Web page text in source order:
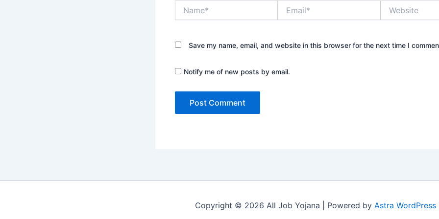
Save my name, email, and website in this browser for the next time I
Notify me of new posts by email.
Copyright © 2026 All Job Yojana | Powered by Astra WordPress